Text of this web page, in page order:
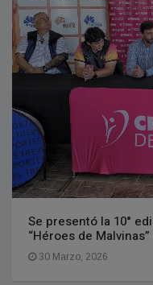
Se presentó la 10°
“Héroes de
30 Marzo, 2026